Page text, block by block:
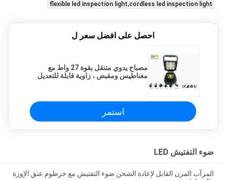
flexible led inspection light,cordless led inspection light
احصل على افضل سعر ل
مصباح يدوي متنقل بقوة 27 واط مع
مغناطيس ومقبض ، زاوية قابلة للتعديل
استمر
ضوء التفتيش LED
المرآب المرن القابل لإعادة الشحن ضوء التفتيش مع خرطوم عنق الإوزة